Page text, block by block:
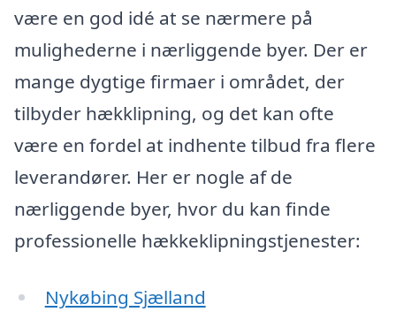
være en god idé at se nærmere på
mulighederne i nærliggende byer. Der er
mange dygtige firmaer i området, der
tilbyder hækklipning, og det kan ofte
være en fordel at indhente tilbud fra flere
leverandører. Her er nogle af de
nærliggende byer, hvor du kan finde
professionelle hækkeklipningstjenester:
Nykøbing Sjælland